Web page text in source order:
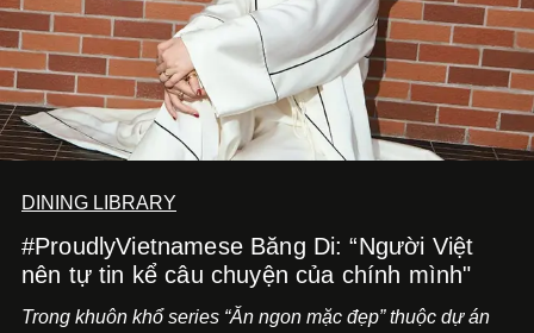
DINING LIBRARY
#ProudlyVietnamese Băng Di: “Người Việt
nên tự tin kể câu chuyện của chính mình"
Trong khuôn khổ series “Ăn ngon mặc đẹp” thuộc dự án